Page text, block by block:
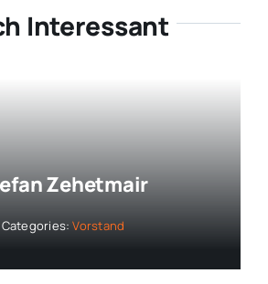
Interessant
Zehetmair
Categories:Vorstand